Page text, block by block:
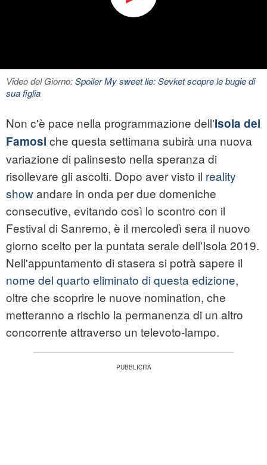
Video del Giorno:Spoiler My sweet lie: Sevket scopre le bugie di
sua figlia
Non c'è pace nella programmazione dell'Isola dei
Famosi che questa settimana subirà una nuova
variazione di palinsesto nella speranza di
risollevare gli ascolti. Dopo aver visto il reality
showandare in onda per due domeniche
consecutive, evitando così lo scontro con il
Festival di Sanremo, è il mercoledì sera il nuovo
giorno scelto per la puntata serale dell'Isola 2019.
Nell'appuntamento di stasera si potrà sapere il
nome del quarto eliminato di questa edizione,
oltre che scoprire le nuove nomination, che
metteranno a rischio la permanenza di un altro
concorrente attraverso un televoto-lampo.